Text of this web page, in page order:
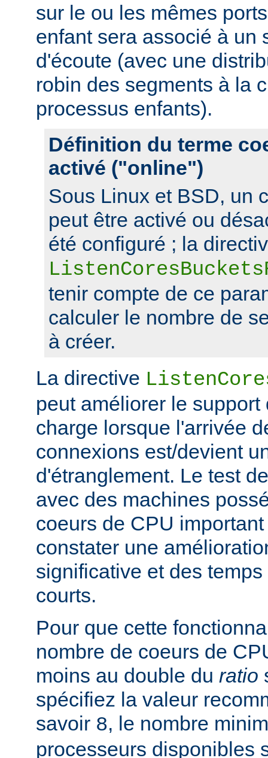
sur le ou les mêmes
enfant sera associé à un
d'écoute (avec une
robin des segments à la
processus enfants).
Définition du terme
activé ("online")
Sous Linux et BSD, un
peut être activé ou
été configuré ; la
tenir compte de ce
calculer le nombre de
à créer.
La directive
peut améliorer le
charge lorsque l'arrivée
connexions est/devient
d'étranglement. Le test
avec des machines
coeurs de CPU
constater une
significative et des
courts.
Pour que cette
nombre de coeurs de
moins au double du ratio
spécifiez la valeur
savoir 8, le nombre
processeurs disponibles